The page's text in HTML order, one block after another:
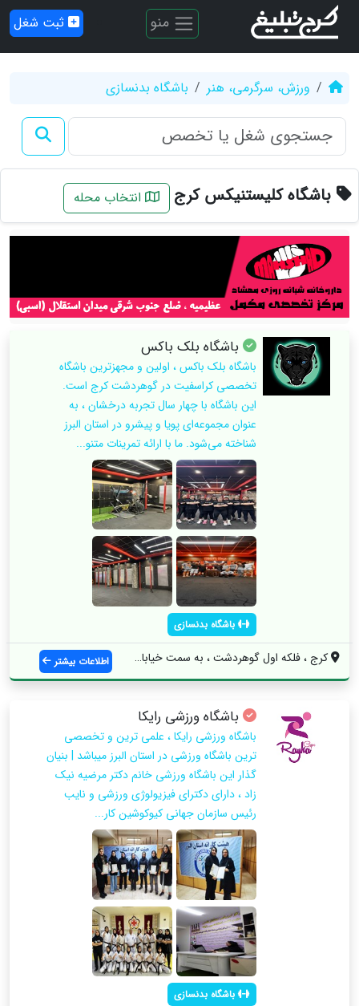
منو ثبت شغل
ورزش، سرگرمی، هنر باشگاه بدنسازی
باشگاه کلیستنیکس کرج انتخاب محله
باشگاه بلک باکس
باشگاه بلک باکس ، اولین و مجهزترین باشگاه
تخصصی کراسفیت در گوهردشت کرج است.
این باشگاه با چهار سال تجربه درخشان ، به
عنوان مجموعه‌ای پویا و پیشرو در استان البرز
شناخته می‌شود. ما با ارائه تمرینات متنو...
باشگاه بدنسازی
کرج ، فلکه اول گوهردشت ، به سمت خیابان م... اطلاعات بیشتر
باشگاه ورزشی رایکا
باشگاه ورزشی رایکا ، علمی ترین و تخصصی
ترین باشگاه ورزشی در استان البرز میباشد | بنیان
گذار این باشگاه ورزشی خانم دکتر مرضیه نیک
زاد ، دارای دکترای فیزیولوژی ورزشی و نایب
رئیس سازمان جهانی کیوکوشین کار...
باشگاه بدنسازی